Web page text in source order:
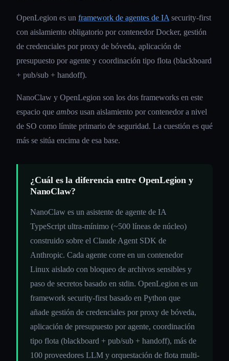
OpenLegion es un framework de agentes de IA security-first
con aislamiento obligatorio por contenedor Docker, gestión
de credenciales por proxy de bóveda, aplicación de
presupuesto por agente y coordinación tipo flota (blackboard
+ pub/sub + handoff).
NanoClaw y OpenLegion son los dos frameworks en este
espacio que ambos usan aislamiento por contenedor a nivel
de SO como límite primario de seguridad. La cuestión es qué
más se sitúa encima de esa base.
¿Cuál es la diferencia entre OpenLegion y
NanoClaw?
NanoClaw es un asistente de agente de IA
TypeScript ultra-mínimo (~500 líneas de núcleo)
construido sobre el Claude Agent SDK de
Anthropic. Cada agente corre en un contenedor
Linux aislado con bloqueo de archivos sensibles y
paso de secretos basado en stdin. OpenLegion es un
framework security-first basado en Python que
añade gestión de credenciales por proxy de bóveda,
aplicación de presupuesto por agente, coordinación
tipo flota (blackboard + pub/sub + handoff), más de
100 proveedores LLM y orquestación de flota multi-